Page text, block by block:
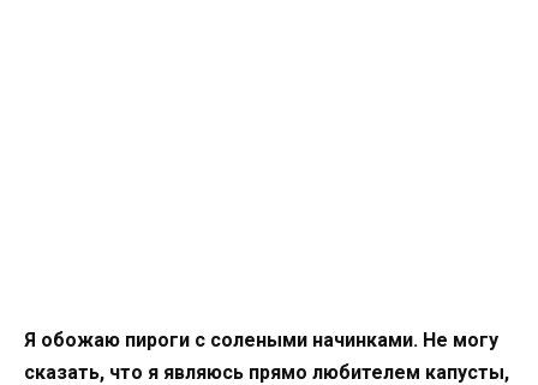
Я обожаю пироги с солеными начинками. Не могу
сказать, что я являюсь прямо любителем капусты,